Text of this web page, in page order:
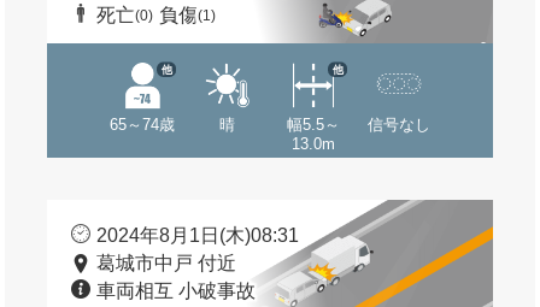
死亡(0) 負傷(1)
65～74歳
他
晴
幅5.5～
13.0m
他
信号なし
2024年8月1日(木)08:31
葛城市中戸 付近
車両相互 小破事故